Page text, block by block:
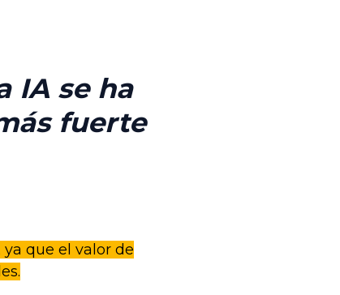
IA se ha
fuerte
que el valor de